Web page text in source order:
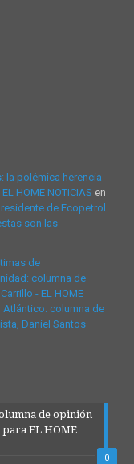
la polémica herencia
HOME NOTICIAS en
de Ecopetrol
son las
de
columna de
- EL HOME
Atlántico: columna de
Daniel Santos
0
de opinión
EL HOME